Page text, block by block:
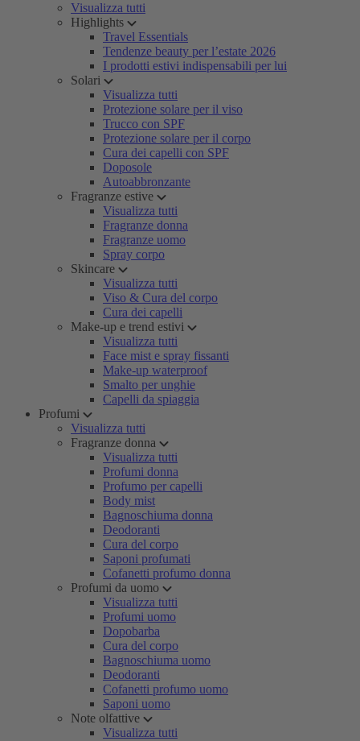
Visualizza tutti
Highlights
Travel Essentials
Tendenze beauty per l’estate 2026
I prodotti estivi indispensabili per lui
Solari
Visualizza tutti
Protezione solare per il viso
Trucco con SPF
Protezione solare per il corpo
Cura dei capelli con SPF
Doposole
Autoabbronzante
Fragranze estive
Visualizza tutti
Fragranze donna
Fragranze uomo
Spray corpo
Skincare
Visualizza tutti
Viso & Cura del corpo
Cura dei capelli
Make-up e trend estivi
Visualizza tutti
Face mist e spray fissanti
Make-up waterproof
Smalto per unghie
Capelli da spiaggia
Profumi
Visualizza tutti
Fragranze donna
Visualizza tutti
Profumi donna
Profumo per capelli
Body mist
Bagnoschiuma donna
Deodoranti
Cura del corpo
Saponi profumati
Cofanetti profumo donna
Profumi da uomo
Visualizza tutti
Profumi uomo
Dopobarba
Cura del corpo
Bagnoschiuma uomo
Deodoranti
Cofanetti profumo uomo
Saponi uomo
Note olfattive
Visualizza tutti